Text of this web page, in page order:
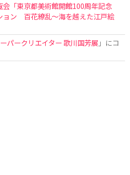
会「東京都美術館開館100周年記念
ョン 百花繚乱〜海を越えた江戸絵
パークリエイター 歌川国芳展 」にコ